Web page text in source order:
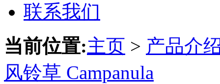
联系我们
当前位置:主页 > 产品介
风铃草 Campanula